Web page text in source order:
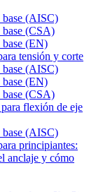
base (AISC)
base (CSA)
base (EN)
tensión y corte
base (AISC)
base (EN)
base (CSA)
flexión de eje
base (AISC)
principiantes:
anclaje y cómo